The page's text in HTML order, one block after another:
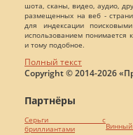
шота, сканы, видео, аудио,
размещенных на веб -
для индексации
использованием понимается
и тому подобное.
Полный текст
Copyright © 2014-2026
Партнёры
Серьги с
бриллиантами